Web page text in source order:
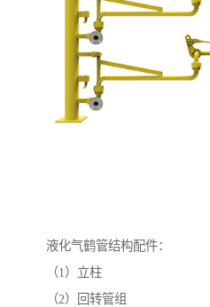
液化气鹤管结构配件：
（1）立柱
（2）回转管组